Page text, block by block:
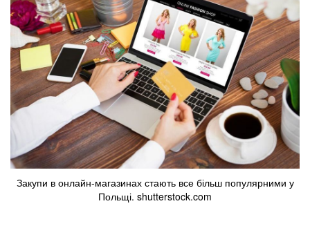
Закупи в онлайн-магазинах стають все більш популярними у
Польщі. shutterstock.com